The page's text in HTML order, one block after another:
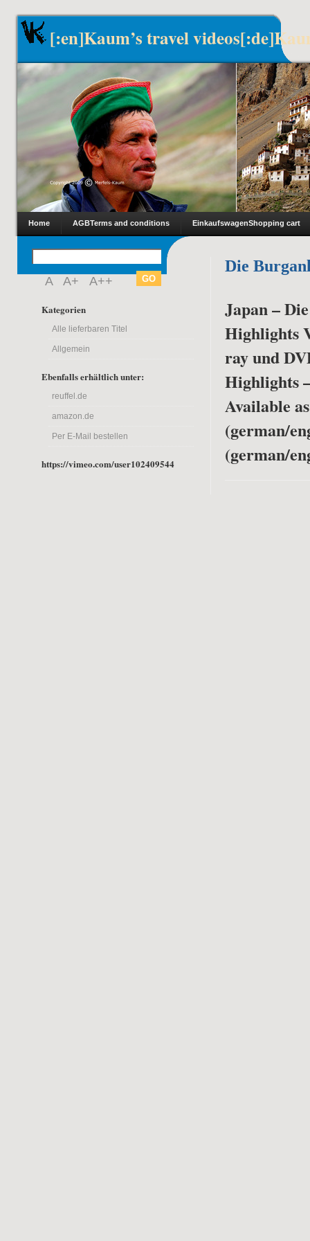
[:en]Kaum’s travel
Home AGBTerms and conditions EinkaufswagenShopping cart
A A+ A++
Kategorien
Alle lieferbaren Titel
Allgemein
Ebenfalls erhältlich unter:
reuffel.de
amazon.de
Per E-Mail bestellen
https://vimeo.com/user102409544
Die
Japan –
Highlights
ray und
Highlights
Available
(german/
(german/